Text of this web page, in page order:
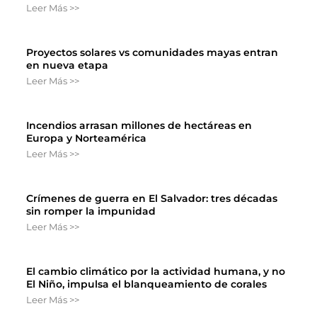
Leer Más >>
Proyectos solares vs comunidades mayas entran
en nueva etapa
Leer Más >>
Incendios arrasan millones de hectáreas en
Europa y Norteamérica
Leer Más >>
Crímenes de guerra en El Salvador: tres décadas
sin romper la impunidad
Leer Más >>
El cambio climático por la actividad humana, y no
El Niño, impulsa el blanqueamiento de corales
Leer Más >>